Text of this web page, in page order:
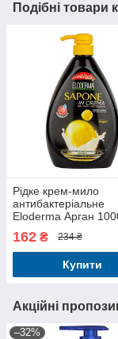
Подібні товари
Рідке крем-мило
антибактеріальне
Eloderma Арган
162 ₴ 234 ₴
Купити
Акційні
–32%